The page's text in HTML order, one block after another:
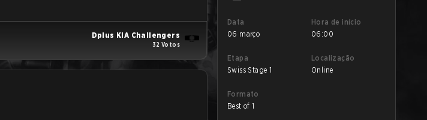
Dplus KIA Challengers
32 Votos
Data
06 março
Hora de início
06:00
Etapa
Swiss Stage 1
Localização
Online
Formato
Best of 1